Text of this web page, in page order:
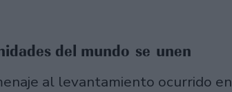
del mundo se unen
al levantamiento ocurrido en